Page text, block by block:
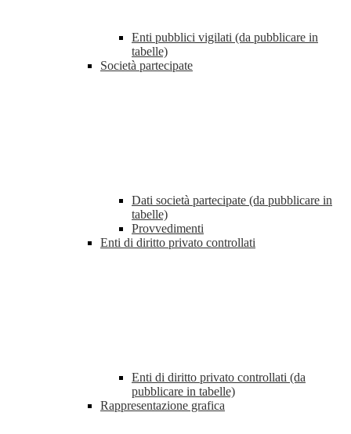
Enti pubblici vigilati (da pubblicare in
tabelle)
Società partecipate
Dati società partecipate (da pubblicare in
tabelle)
Provvedimenti
Enti di diritto privato controllati
Enti di diritto privato controllati (da
pubblicare in tabelle)
Rappresentazione grafica